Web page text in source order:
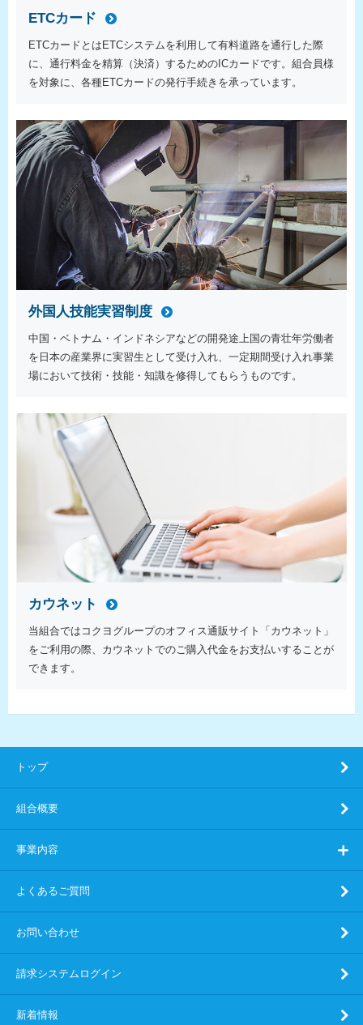
ETCカード
ETCカードとはETCシステムを利用して有料道路を通行した際
に、通行料金を精算（決済）するためのICカードです。組合員様
を対象に、各種ETCカードの発行手続きを承っています。
外国人技能実習制度
中国・ベトナム・インドネシアなどの開発途上国の青壮年労働者
を日本の産業界に実習生として受け入れ、一定期間受け入れ事業
場において技術・技能・知識を修得してもらうものです。
カウネット
当組合ではコクヨグループのオフィス通販サイト「カウネット」
をご利用の際、カウネットでのご購入代金をお支払いすることが
できます。
トップ
組合概要
事業内容
よくあるご質問
お問い合わせ
請求システムログイン
新着情報